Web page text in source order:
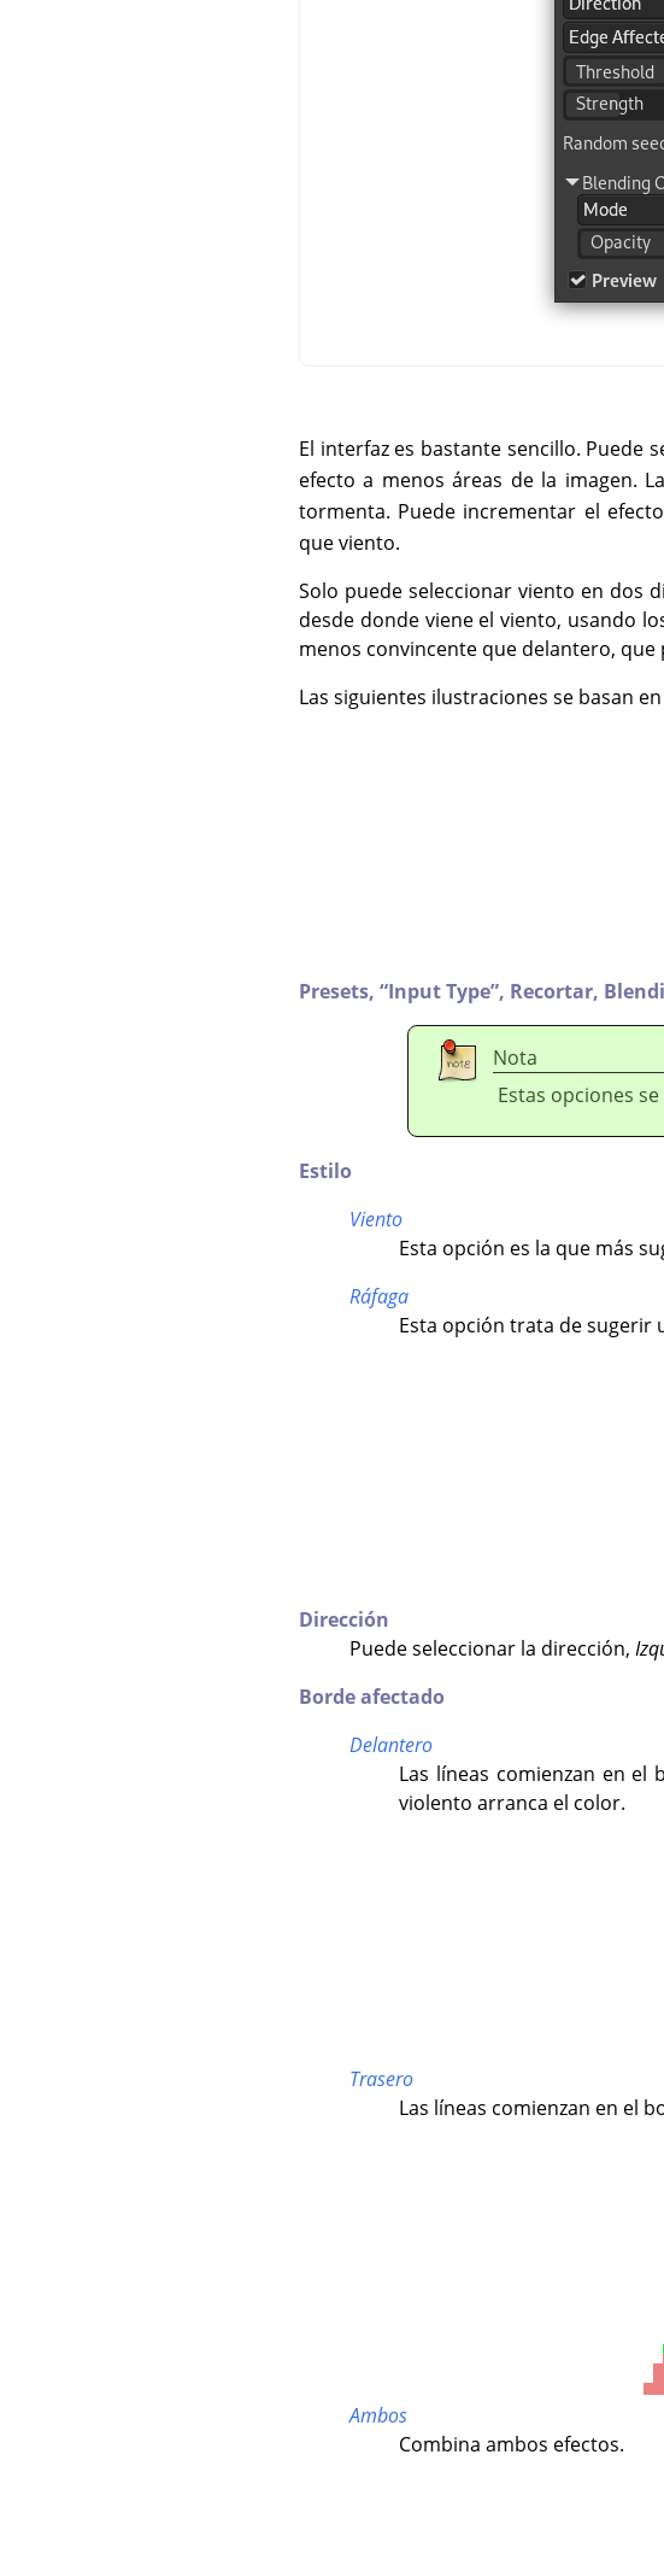
El interfaz es bastante sencillo. Puede
efecto a menos áreas de la imagen. La
tormenta. Puede incrementar el
que viento.
Solo puede seleccionar viento en dos
desde donde viene el viento, usando
menos convincente que delantero,
Las siguientes ilustraciones se basan
Presets, “Input Type”, Recortar,
Nota
Estas opciones
Estilo
Viento
Esta opción es la que más
Ráfaga
Esta opción trata de sugerir
Dirección
Puede seleccionar la dirección,
Borde afectado
Delantero
Las líneas comienzan en
violento arranca el color.
Trasero
Las líneas comienzan en el
Ambos
Combina ambos efectos.